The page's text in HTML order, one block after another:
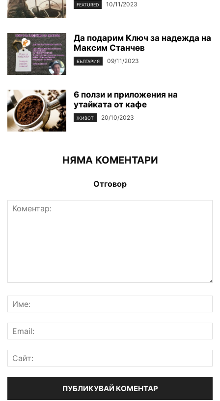
FEATURED 10/11/2023
Да подарим Ключ за надежда на
Максим Станчев
БЪЛГАРИЯ 09/11/2023
6 ползи и приложения на
утайката от кафе
ЖИВОТ 20/10/2023
НЯМА КОМЕНТАРИ
Отговор